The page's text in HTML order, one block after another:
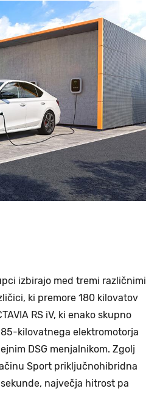
izbirajo med tremi različnimi
ki premore 180 kilovatov
RS iV, ki enako skupno
kilovatnega elektromotorja
DSG menjalnikom. Zgolj
Sport priključnohibridna
največja hitrost pa